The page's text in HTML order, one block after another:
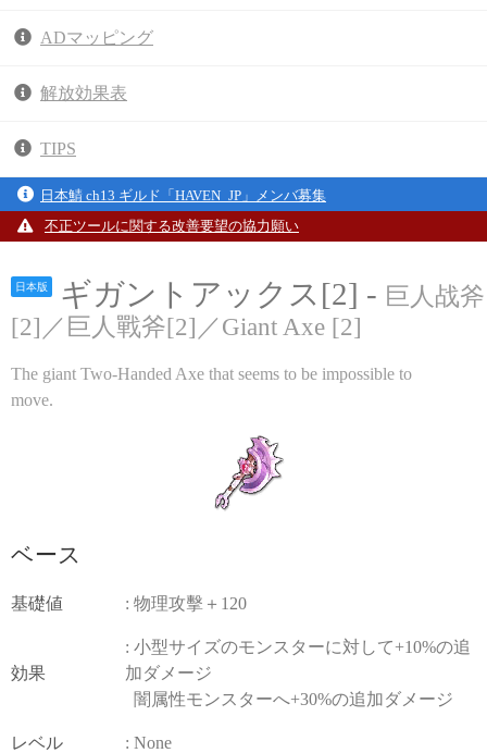
ADマッピング
解放効果表
TIPS
日本鯖 ch13 ギルド「HAVEN_JP」メンバ募集
不正ツールに関する改善要望の協力願い
日本版 ギガントアックス[2] - 巨人战斧
[2]／巨人戰斧[2]／Giant Axe [2]
The giant Two-Handed Axe that seems to be impossible to
move.
ベース
基礎値 : 物理攻擊＋120
効果
: 小型サイズのモンスターに対して+10%の追
加ダメージ
闇属性モンスターへ+30%の追加ダメージ
レベル : None